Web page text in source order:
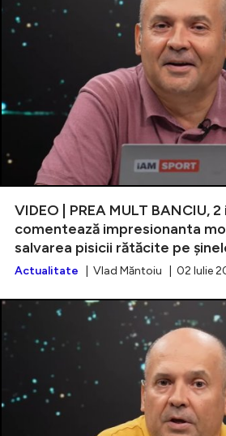
VIDEO | PREA MULT BANCIU,
comentează impresionanta
salvarea pisicii rătăcite pe
Actualitate | Vlad Măntoiu | 02 Iulie